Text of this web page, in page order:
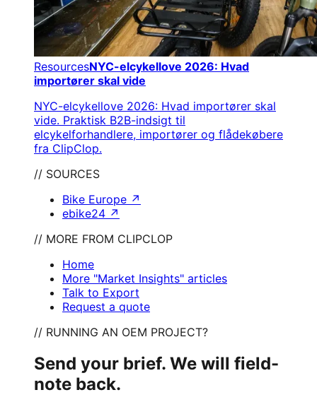
ResourcesNYC-elcykellove 2026: Hvad
importører skal vide
NYC-elcykellove 2026: Hvad importører skal
vide. Praktisk B2B-indsigt til
elcykelforhandlere, importører og flådekøbere
fra ClipClop.
// SOURCES
Bike Europe ↗
ebike24 ↗
// MORE FROM CLIPCLOP
Home
More "Market Insights" articles
Talk to Export
Request a quote
// RUNNING AN OEM PROJECT?
Send your brief. We will field-
note back.